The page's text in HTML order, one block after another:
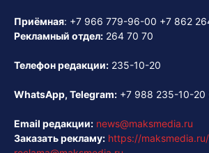
Приёмная: +7 966 779-96-00 +7 862
Рекламный отдел: 264 70 70
Телефон редакции: 235-10-20
WhatsApp, Telegram: +7 988 235-10-20
Email редакции: news@maksmedia.ru
Заказать рекламу: https://